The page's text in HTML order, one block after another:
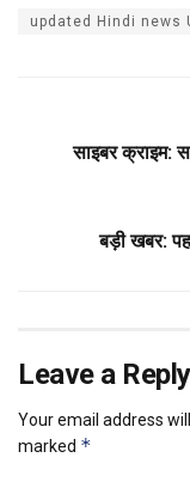
updated Hindi news
साइबर क्राइम:
बड़ी खबर:
Leave a Reply
Your email address
marked *